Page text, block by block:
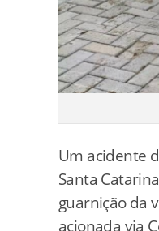
Um acidente
Santa
guarnição da
acionada via